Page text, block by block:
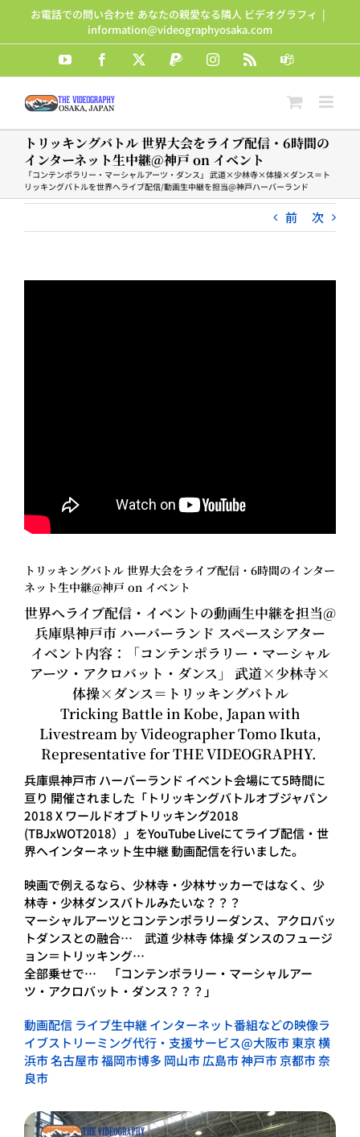
content
お電話での問い合わせ あなたの親愛なる隣人 ビデオグラフィ |
information@videographyosaka.com
YouTube Facebook PayPalInstagram Teams
トリッキングバトル 世界大会をライブ配信・6時間の
インターネット生中継@神戸 on イベント
「コンテンポラリー・マーシャルアーツ・ダンス」 武道×少林寺×体操×ダンス＝ト
リッキングバトルを世界へライブ配信/動画生中継を担当@神戸ハーバーランド
前 次
トリッキングバトル 世界大会をライブ配信・6時間のインター
ネット生中継@神戸 on イベント
世界へライブ配信・イベントの動画生中継を担当@
兵庫県神戸市 ハーバーランド スペースシアター
イベント内容：「コンテンポラリー・マーシャル
アーツ・アクロバット・ダンス」 武道×少林寺×
体操×ダンス＝トリッキングバトル
Tricking Battle in Kobe, Japan with
Livestream by Videographer Tomo Ikuta,
Representative for THE VIDEOGRAPHY.
兵庫県神戸市 ハーバーランド イベント会場にて5時間に
亘り 開催されました「トリッキングバトルオブジャパン
2018 X ワールドオブトリッキング2018
(TBJxWOT2018）」をYouTube Liveにてライブ配信・世
界へインターネット生中継 動画配信を行いました。
映画で例えるなら、少林寺・少林サッカーではなく、少
林寺・少林ダンスバトルみたいな？？？
マーシャルアーツとコンテンポラリーダンス、アクロバッ
トダンスとの融合… 武道 少林寺 体操 ダンスのフュージ
ョン＝トリッキング…
全部乗せで… 「コンテンポラリー・マーシャルアー
ツ・アクロバット・ダンス？？？」
動画配信 ライブ生中継 インターネット番組などの映像ラ
イブストリーミング代行・支援サービス@大阪市 東京 横
浜市 名古屋市 福岡市博多 岡山市 広島市 神戸市 京都市 奈
良市